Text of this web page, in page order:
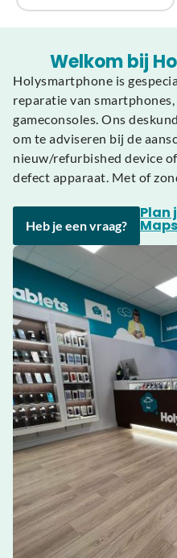
Welkom bij
Holysmartphone is
reparatie van
gameconsoles. Ons
om te adviseren bij de
nieuw/refurbished device
defect apparaat. Met of
Heb je een vraag?
Plan
Maps